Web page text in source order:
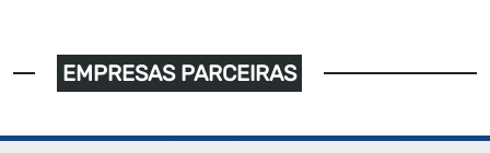
EMPRESAS PARCEIRAS